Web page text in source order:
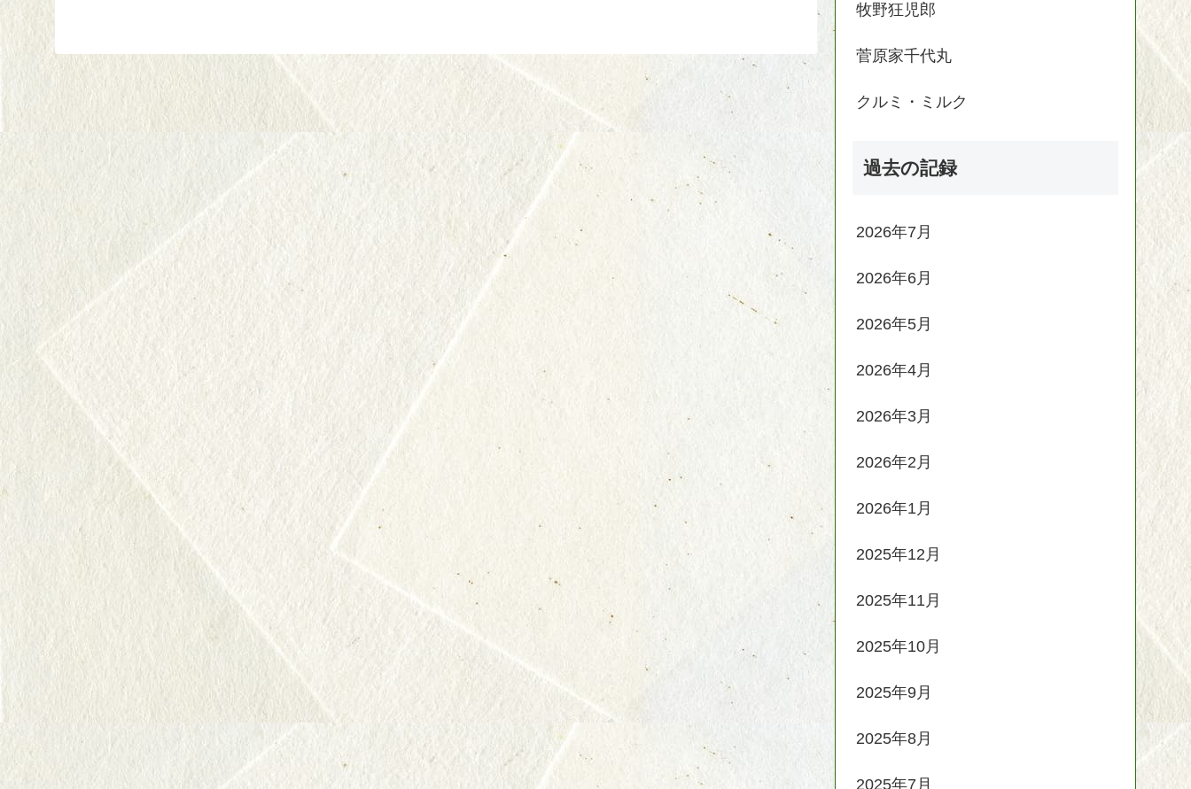
牧野狂児郎
菅原家千代丸
クルミ・ミルク
過去の記録
2026年7月
2026年6月
2026年5月
2026年4月
2026年3月
2026年2月
2026年1月
2025年12月
2025年11月
2025年10月
2025年9月
2025年8月
2025年7月